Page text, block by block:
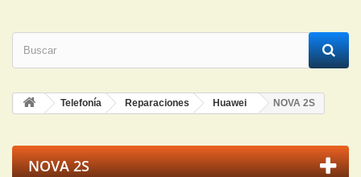
Telefonía Reparaciones Huawei NOVA 2S
NOVA 2S